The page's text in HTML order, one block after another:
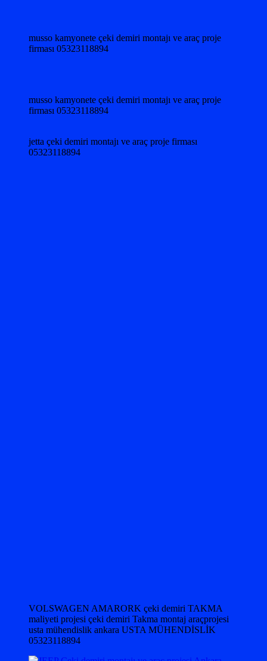
musso kamyonete çeki demiri montajı ve araç proje
firması 05323118894
musso kamyonete çeki demiri montajı ve araç proje
firması 05323118894
jetta çeki demiri montajı ve araç proje firması
05323118894
VOLSWAGEN AMARORK çeki demiri TAKMA
maliyeti projesi çeki demiri Takma montaj araçprojesi
usta mühendislik ankara USTA MÜHENDİSLİK
05323118894